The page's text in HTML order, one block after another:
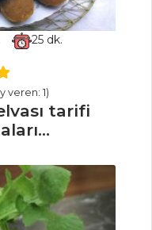
25dk.
veren: 1)
tarifi